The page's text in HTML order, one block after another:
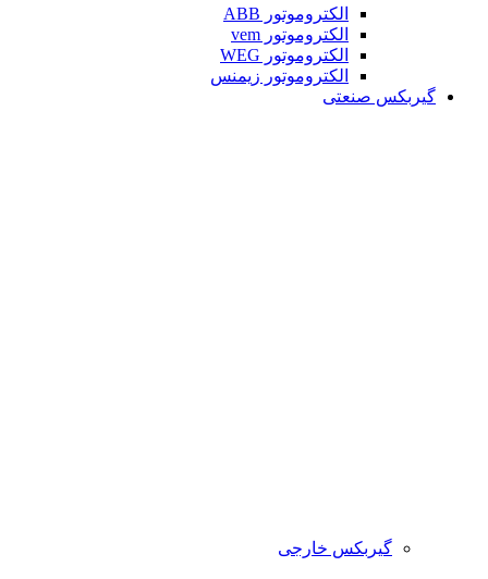
الکتروموتور ABB
الکتروموتور vem
الکتروموتور WEG
الکتروموتور زیمنس
گیربکس صنعتی
گیربکس خارجی